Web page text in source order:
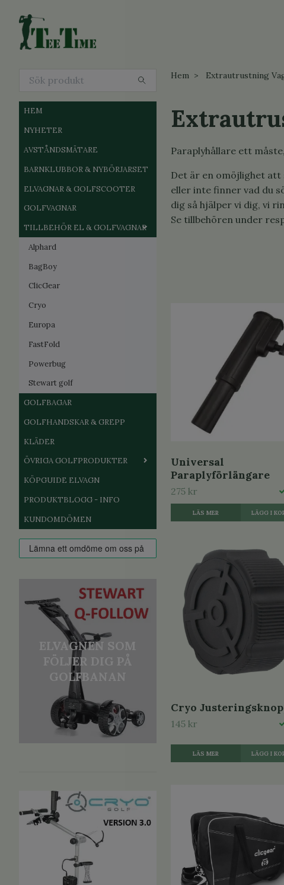
HEM
NYHETER
AVSTÅNDSMÄTARE
BARNKLUBBOR & NYBÖRJARSET
ELVAGNAR & GOLFSCOOTER
GOLFVAGNAR
TILLBEHÖR EL & GOLFVAGNAR
Alphard
BagBoy
ClicGear
Cryo
Europa
FastFold
Powerbug
Stewart golf
GOLFBAGAR
GOLFHANDSKAR & GREPP
KLÄDER
ÖVRIGA GOLFPRODUKTER
KÖPGUIDE ELVAGN
PRODUKTBLOGG - INFO
KUNDOMDÖMEN
ELVAGNEN SOM
FÖLJER DIG PÅ
GOLFBANAN
Hem Extrautrustning
Paraplyhållare ett
Det är en omöjlighet att
eller inte finner vad du
dig så hjälper vi dig, vi
Se tillbehören under
Universal
Paraplyförlängare
275 kr
LÄS MER
Cryo
145 kr
LÄS MER